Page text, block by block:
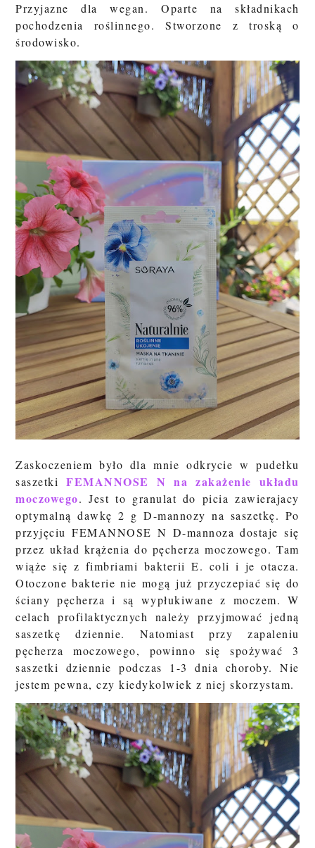
Przyjazne dla wegan. Oparte na składnikach
pochodzenia roślinnego. Stworzone z troską o
środowisko.
Zaskoczeniem było dla mnie odkrycie w pudełku
saszetkiFEMANNOSE N na zakażenie układu
moczowego. Jest to granulat do picia zawierajacy
optymalną dawkę 2 g D-mannozy na saszetkę. Po
przyjęciu FEMANNOSE N D-mannoza dostaje się
przez układ krążenia do pęcherza moczowego. Tam
wiąże się z fimbriami bakterii E. coli i je otacza.
Otoczone bakterie nie mogą już przyczepiać się do
ściany pęcherza i są wypłukiwane z moczem. W
celach profilaktycznych należy przyjmować jedną
saszetkę dziennie. Natomiast przy zapaleniu
pęcherza moczowego, powinno się spożywać 3
saszetki dziennie podczas 1-3 dnia choroby. Nie
jestem pewna, czy kiedykolwiek z niej skorzystam.